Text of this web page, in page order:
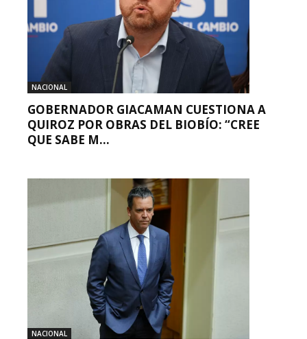
NACIONAL
GOBERNADOR GIACAMAN CUESTIONA A
QUIROZ POR OBRAS DEL BIOBÍO: “CREE
QUE SABE M...
NACIONAL